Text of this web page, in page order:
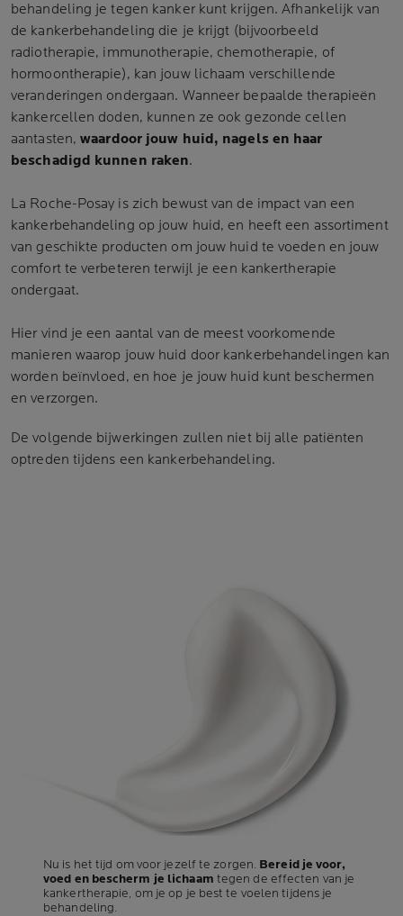
behandeling je tegen kanker kunt krijgen. Afhankelijk van
de kankerbehandeling die je krijgt (bijvoorbeeld
radiotherapie, immunotherapie, chemotherapie, of
hormoontherapie), kan jouw lichaam verschillende
veranderingen ondergaan. Wanneer bepaalde therapieën
kankercellen doden, kunnen ze ook gezonde cellen
aantasten,waardoor jouw huid, nagels en haar
beschadigd kunnen raken.
La Roche-Posay is zich bewust van de impact van een
kankerbehandeling op jouw huid, en heeft een assortiment
van geschikte producten om jouw huid te voeden en jouw
comfort te verbeteren terwijl je een kankertherapie
ondergaat.
Hier vind je een aantal van de meest voorkomende
manieren waarop jouw huid door kankerbehandelingen kan
worden beïnvloed, en hoe je jouw huid kunt beschermen
en verzorgen.
De volgende bijwerkingen zullen niet bij alle patiënten
optreden tijdens een kankerbehandeling.
Nu is het tijd om voor jezelf te zorgen. Bereid je voor,
voed en bescherm je lichaam tegen de effecten van je
kankertherapie, om je op je best te voelen tijdens je
behandeling.